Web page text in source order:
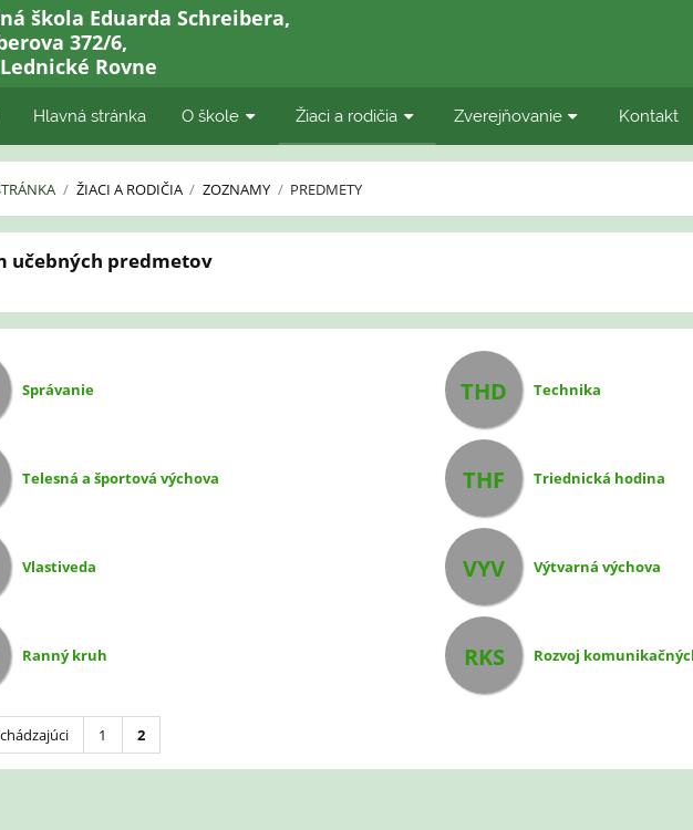
škola Eduarda Schreibera,
372/6,
Rovne
Hlavná stránka O škole Žiaci a rodičia Zverejňovanie Kontakt
/ ŽIACI A RODIČIA / ZOZNAMY / PREDMETY
učebných predmetov
Správanie THD Technika
Telesná a športová výchova THF Triednická hodina
Vlastiveda VYV Výtvarná výchova
Ranný kruh RKS Rozvoj
1 2